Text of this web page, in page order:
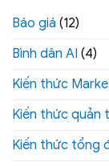
Báo giá (12)
Bình dân AI (4)
Kiến thức
Kiến thức quản
Kiến thức tổng